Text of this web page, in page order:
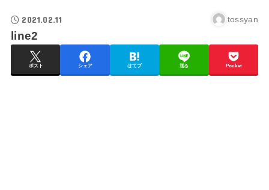
2021.02.11 tossyan
line2
ポスト シェア はてブ 送る Pocket